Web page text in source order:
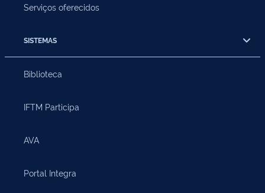
Serviços oferecidos
SISTEMAS
Biblioteca
IFTM Participa
AVA
Portal Integra